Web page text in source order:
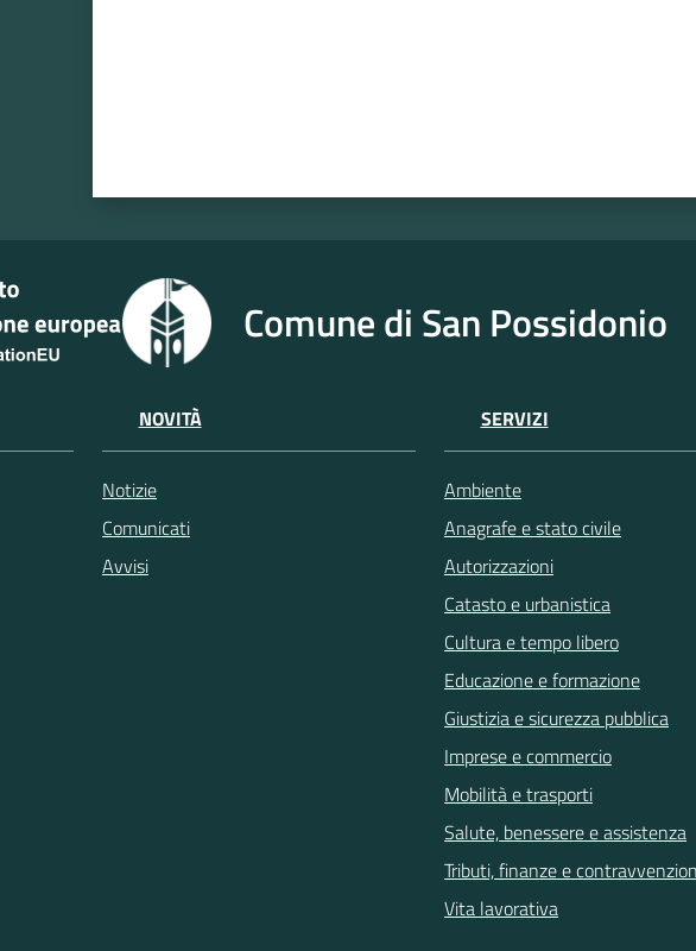
Comune di San Possidonio
NOVITÀ
Notizie
Comunicati
Avvisi
SERVIZI
Ambiente
Anagrafe e stato civile
Autorizzazioni
Catasto e urbanistica
Cultura e tempo libero
Educazione e formazione
Giustizia e sicurezza pubblica
Imprese e commercio
Mobilità e trasporti
Salute, benessere e assistenza
Tributi, finanze e
Vita lavorativa